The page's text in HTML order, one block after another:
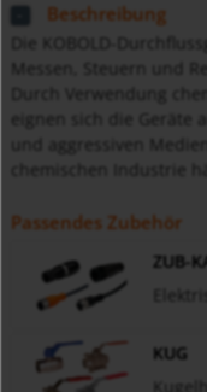
Beschreibung
Die KOBOLD-
Messen, Steuern und
Durch Verwendung
eignen sich die Geräte
und aggressiven
chemischen Industrie
Passendes Zubehör
ZUB-
KUG